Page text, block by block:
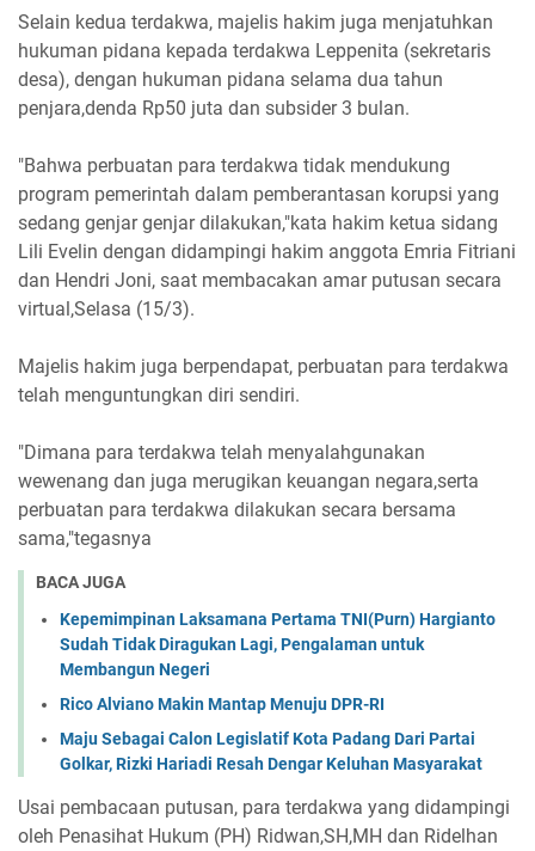
Selain kedua terdakwa, majelis hakim juga menjatuhkan
hukuman pidana kepada terdakwa Leppenita (sekretaris
desa), dengan hukuman pidana selama dua tahun
penjara,denda Rp50 juta dan subsider 3 bulan.
"Bahwa perbuatan para terdakwa tidak mendukung
program pemerintah dalam pemberantasan korupsi yang
sedang genjar genjar dilakukan,"kata hakim ketua sidang
Lili Evelin dengan didampingi hakim anggota Emria Fitriani
dan Hendri Joni, saat membacakan amar putusan secara
virtual,Selasa (15/3).
Majelis hakim juga berpendapat, perbuatan para terdakwa
telah menguntungkan diri sendiri.
"Dimana para terdakwa telah menyalahgunakan
wewenang dan juga merugikan keuangan negara,serta
perbuatan para terdakwa dilakukan secara bersama
sama,"tegasnya
BACA JUGA
Kepemimpinan Laksamana Pertama TNI(Purn) Hargianto
Sudah Tidak Diragukan Lagi, Pengalaman untuk
Membangun Negeri
Rico Alviano Makin Mantap Menuju DPR-RI
Maju Sebagai Calon Legislatif Kota Padang Dari Partai
Golkar, Rizki Hariadi Resah Dengar Keluhan Masyarakat
Usai pembacaan putusan, para terdakwa yang didampingi
oleh Penasihat Hukum (PH) Ridwan,SH,MH dan Ridelhan